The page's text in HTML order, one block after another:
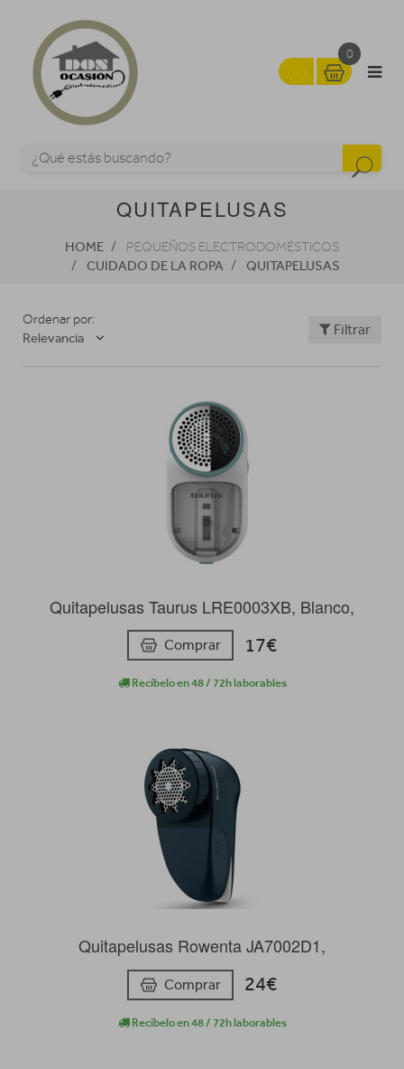
0
QUITAPELUSAS
HOME PEQUEÑOS ELECTRODOMÉSTICOS
CUIDADO DE LA ROPA QUITAPELUSAS
Ordenar por:
Relevancia
Filtrar
Quitapelusas Taurus LRE0003XB, Blanco,
Comprar 17€
Recíbelo en 48 / 72h laborables
Quitapelusas Rowenta JA7002D1,
Comprar 24€
Recíbelo en 48 / 72h laborables